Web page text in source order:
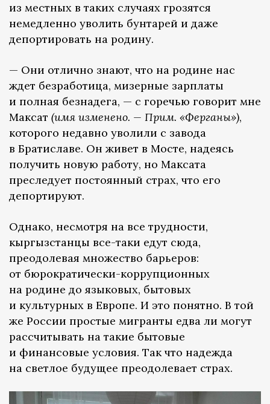
из местных в таких случаях грозятся
немедленно уволить бунтарей и даже
депортировать на родину.
— Они отлично знают, что на родине нас
ждет безработица, мизерные зарплаты
и полная безнадега, — с горечью говорит мне
Максат (имя изменено. — Прим. «Ферганы»),
которого недавно уволили с завода
в Братиславе. Он живет в Мосте, надеясь
получить новую работу, но Максата
преследует постоянный страх, что его
депортируют.
Однако, несмотря на все трудности,
кыргызстанцы все-таки едут сюда,
преодолевая множество барьеров:
от бюрократически-коррупционных
на родине до языковых, бытовых
и культурных в Европе. И это понятно. В той
же России простые мигранты едва ли могут
рассчитывать на такие бытовые
и финансовые условия. Так что надежда
на светлое будущее преодолевает страх.